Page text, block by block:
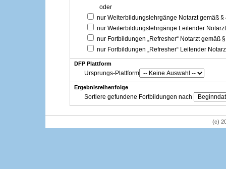
oder
nur Weiterbildungslehrgänge Notarzt gemäß §
nur Weiterbildungslehrgänge Leitender
nur Fortbildungen „Refresher“ Notarzt gemäß
nur Fortbildungen „Refresher“ Leitender
DFP Plattform
Ursprungs-Plattform
Ergebnisreihenfolge
Sortiere gefundene Fortbildungen nach
(c)